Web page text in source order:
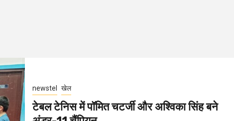
newstel खेल
टेबल टेनिस में पॉमित चटर्जी और अश्विका सिंह बने